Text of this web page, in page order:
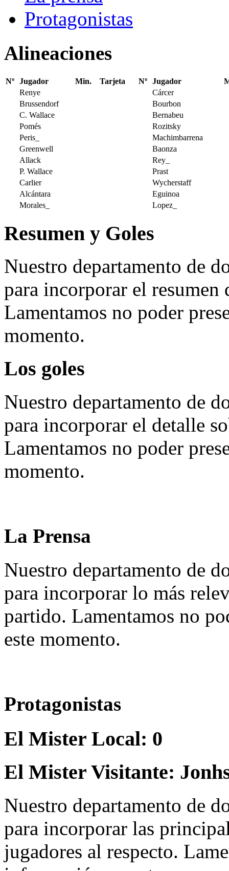
Protagonistas
Alineaciones
Nº Jugador Min. Tarjeta Nº Jugador
Renye
Cárcer
Brussendorf
Bourbon
C. Wallace
Bernabeu
Pomés
Rozitsky
Peris_
Machimbarrena
Greenwell
Baonza
Allack
Rey_
P. Wallace
Prast
Carlier
Wycherstaff
Alcántara
Eguinoa
Morales_
Lopez_
Resumen y Goles
Nuestro departamento de
para incorporar el
Lamentamos no poder
momento.
Los goles
Nuestro departamento de
para incorporar el detalle
Lamentamos no poder
momento.
La Prensa
Nuestro departamento de
para incorporar lo más
partido. Lamentamos no
este momento.
Protagonistas
El Mister Local: 0
El Mister Visitante:
Nuestro departamento de
para incorporar las
jugadores al respecto.